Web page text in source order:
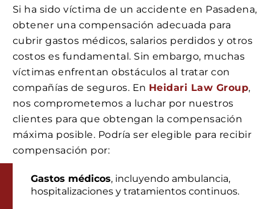
Si ha sido víctima de un accidente en Pasadena,
obtener una compensación adecuada para
cubrir gastos médicos, salarios perdidos y otros
costos es fundamental. Sin embargo, muchas
víctimas enfrentan obstáculos al tratar con
compañías de seguros. En Heidari Law Group,
nos comprometemos a luchar por nuestros
clientes para que obtengan la compensación
máxima posible. Podría ser elegible para recibir
compensación por:
Gastos médicos, incluyendo ambulancia,
hospitalizaciones y tratamientos continuos.